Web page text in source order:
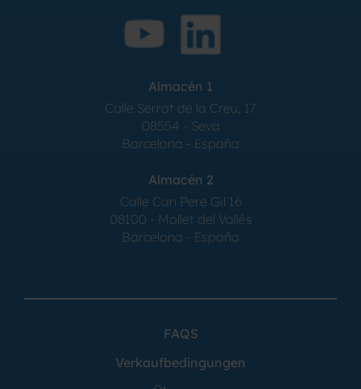
Almacén 1
Calle Serrat de la Creu, 17
08554 - Seva
Barcelona - España
Almacén 2
Calle Can Pere Gil 16
08100 - Mollet del Vallés
Barcelona - España
FAQS
Verkaufbedingungen